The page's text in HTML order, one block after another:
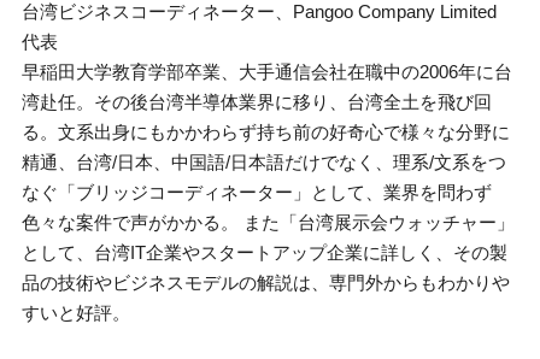
台湾ビジネスコーディネーター、Pangoo Company Limited
代表
早稲田大学教育学部卒業、大手通信会社在職中の2006年に台
湾赴任。その後台湾半導体業界に移り、台湾全土を飛び回
る。文系出身にもかかわらず持ち前の好奇心で様々な分野に
精通、台湾/日本、中国語/日本語だけでなく、理系/文系をつ
なぐ「ブリッジコーディネーター」として、業界を問わず
色々な案件で声がかかる。 また「台湾展示会ウォッチャー」
として、台湾IT企業やスタートアップ企業に詳しく、その製
品の技術やビジネスモデルの解説は、専門外からもわかりや
すいと好評。